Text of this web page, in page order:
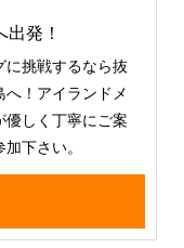
発！
に挑戦するなら抜
！アイランドメ
優しく丁寧にご案
下さい。